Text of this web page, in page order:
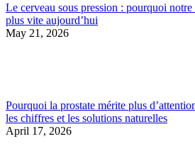
Le cerveau sous pression : pourquoi notre
plus vite aujourd’hui
May 21, 2026
Pourquoi la prostate mérite plus
les chiffres et les solutions naturelles
April 17, 2026